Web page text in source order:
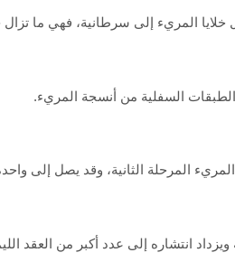
المريء إلى سرطانية، فهي ما تزال
السفلية من أنسجة المريء.
المرحلة الثانية، وقد يصل إلى واحدة
انتشاره إلى عدد أكبر من العقد